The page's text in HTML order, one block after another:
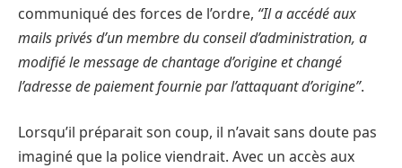
communiqué des forces de l’ordre, “Il a accédé aux
mails privés d’un membre du conseil d’administration, a
modifié le message de chantage d’origine et changé
l’adresse de paiement fournie par l’attaquant d’origine”.
Lorsqu’il préparait son coup, il n’avait sans doute pas
imaginé que la police viendrait. Avec un accès aux